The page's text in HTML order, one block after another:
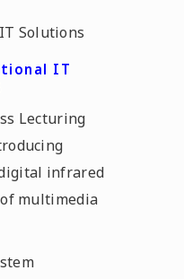
IT
Lecturing
infrared
multimedia